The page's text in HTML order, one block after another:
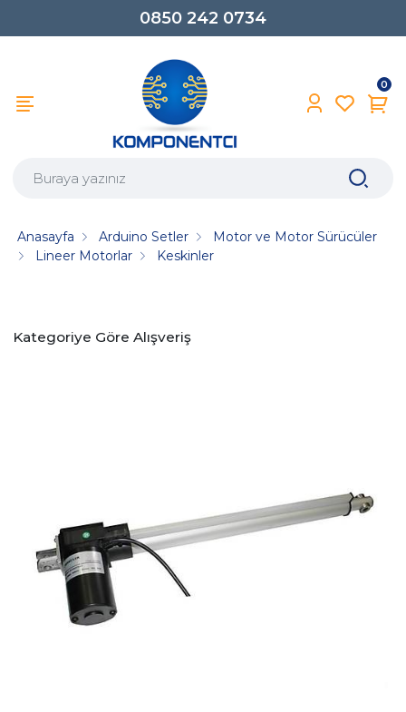
0850 242 0734
0
Anasayfa Arduino Setler
Motor ve Motor Sürücüler
Lineer Motorlar
Keskinler
Kategoriye Göre Alışveriş